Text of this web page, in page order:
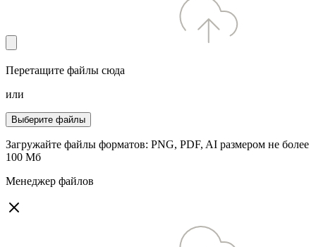
Перетащите файлы сюда
или
Выберите файлы
Загружайте файлы форматов: PNG, PDF, AI размером не более
100 Мб
Менеджер файлов